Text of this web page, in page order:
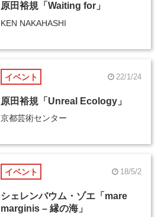
原田裕規「Waiting for」
KEN NAKAHASHI
イベント 22/1/24
原田裕規「Unreal Ecology」
京都芸術センター
イベント 18/5/2
シェレンバウム・ゾエ「mare
marginis – 縁の海」